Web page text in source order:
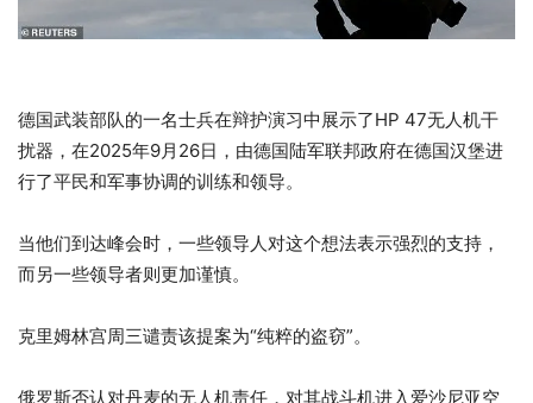
德国武装部队的一名士兵在辩护演习中展示了HP 47无人机干
扰器，在2025年9月26日，由德国陆军联邦政府在德国汉堡进
行了平民和军事协调的训练和领导。
当他们到达峰会时，一些领导人对这个想法表示强烈的支持，
而另一些领导者则更加谨慎。
克里姆林宫周三谴责该提案为“纯粹的盗窃”。
俄罗斯否认对丹麦的无人机责任，对其战斗机进入爱沙尼亚空